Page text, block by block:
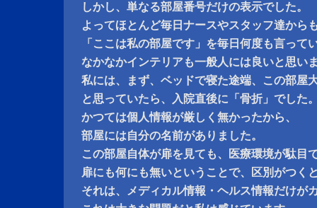
しかし、単なる部屋番号だけの表示でした。
よってほとんど毎日ナースやスタッフ達から
「ここは私の部屋です」を毎日何度も言って
なかなかインテリアも一般人には良いと思い
私には、まず、ベッドで寝た途端、この部屋
と思っていたら、入院直後に「骨折」でした
かつては個人情報が厳しく無かったから、
部屋には自分の名前がありました。
この部屋自体が扉を見ても、医療環境が駄目
扉にも何にも無いということで、区別がつく
それは、メディカル情報・ヘルス情報だけが